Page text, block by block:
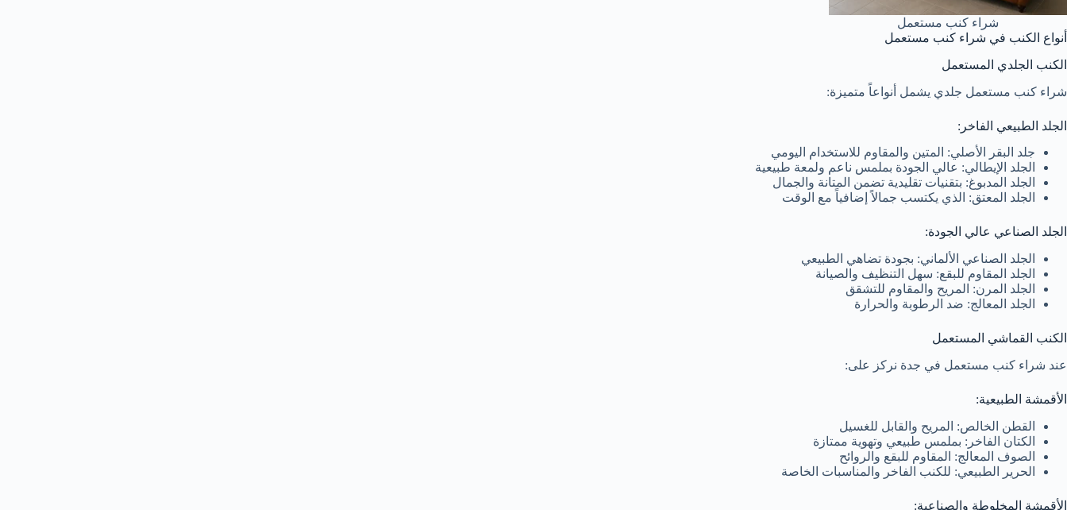
شراء كنب مستعمل
أنواع الكنب في شراء كنب مستعمل
الكنب الجلدي المستعمل
شراء كنب مستعمل جلدي يشمل أنواعاً متميزة:
الجلد الطبيعي الفاخر:
جلد البقر الأصلي: المتين والمقاوم للاستخدام اليومي
الجلد الإيطالي: عالي الجودة بملمس ناعم ولمعة طبيعية
الجلد المدبوغ: بتقنيات تقليدية تضمن المتانة والجمال
الجلد المعتق: الذي يكتسب جمالاً إضافياً مع الوقت
الجلد الصناعي عالي الجودة:
الجلد الصناعي الألماني: بجودة تضاهي الطبيعي
الجلد المقاوم للبقع: سهل التنظيف والصيانة
الجلد المرن: المريح والمقاوم للتشقق
الجلد المعالج: ضد الرطوبة والحرارة
الكنب القماشي المستعمل
عند شراء كنب مستعمل في جدة نركز على:
الأقمشة الطبيعية:
القطن الخالص: المريح والقابل للغسيل
الكتان الفاخر: بملمس طبيعي وتهوية ممتازة
الصوف المعالج: المقاوم للبقع والروائح
الحرير الطبيعي: للكنب الفاخر والمناسبات الخاصة
الأقمشة المخلوطة والصناعية: